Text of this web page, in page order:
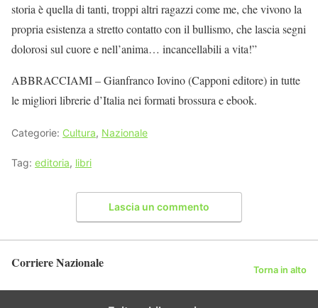
storia è quella di tanti, troppi altri ragazzi come me, che vivono la
propria esistenza a stretto contatto con il bullismo, che lascia segni
dolorosi sul cuore e nell’anima… incancellabili a vita!”
ABBRACCIAMI – Gianfranco Iovino (Capponi editore) in tutte
le migliori librerie d’Italia nei formati brossura e ebook.
Categorie: Cultura, Nazionale
Tag: editoria, libri
Lascia un commento
Corriere Nazionale Torna in alto